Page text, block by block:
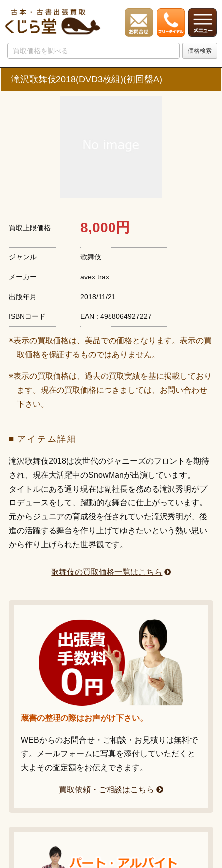
滝沢歌舞伎2018(DVD3枚組)(初回盤A)
買取上限価格 8,000円
ジャンル 歌舞伎
メーカー avex trax
出版年月 2018/11/21
ISBNコード EAN : 4988064927227
※表示の買取価格は、美品での価格となります。表示の買
取価格を保証するものではありません。
※表示の買取価格は、過去の買取実績を基に掲載しており
ます。現在の買取価格につきましては、お問い合わせ
下さい。
アイテム詳細
滝沢歌舞伎2018は次世代のジャニーズのフロントを期待
され、現在大活躍中のSnowManが出演しています。
タイトルにある通り現在は副社長を務める滝沢秀明がプ
ロデュースをして、躍動的な舞台に仕上がっています。
元からジュニアの育成役を任されていた滝沢秀明が、後
進の活躍する舞台を作り上げてゆきたいという熱い思い
から作り上げられた世界観です。
歌舞伎の買取価格一覧はこちら
蔵書の整理の際はお声がけ下さい。
WEBからのお問合せ・ご相談・お見積りは無料で
す。メールフォームに写真を添付していただくと
大よその査定額をお伝えできます。
買取依頼・ご相談はこちら